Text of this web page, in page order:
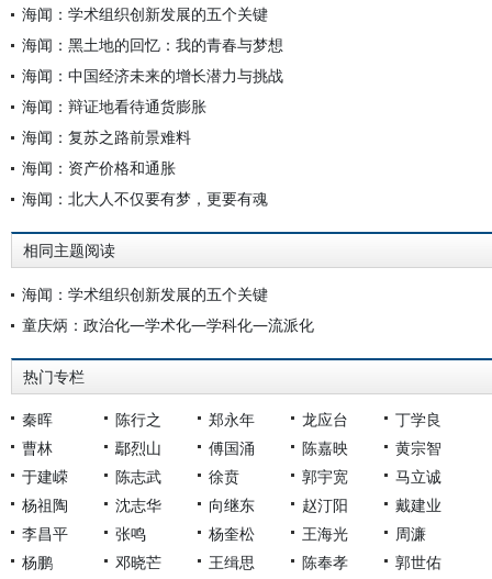
海闻：学术组织创新发展的五个关键
海闻：黑土地的回忆：我的青春与梦想
海闻：中国经济未来的增长潜力与挑战
海闻：辩证地看待通货膨胀
海闻：复苏之路前景难料
海闻：资产价格和通胀
海闻：北大人不仅要有梦，更要有魂
相同主题阅读
海闻：学术组织创新发展的五个关键
童庆炳：政治化—学术化—学科化—流派化
热门专栏
秦晖 陈行之 郑永年 龙应台
丁学良
曹林
鄢烈山 傅国涌 陈嘉映
黄宗智
于建嵘
陈志武 徐贲 郭宇宽
马立诚
杨祖陶
沈志华 向继东 赵汀阳
戴建业
李昌平
张鸣 杨奎松 王海光
周濂
杨鹏
邓晓芒 王缉思 陈奉孝
郭世佑